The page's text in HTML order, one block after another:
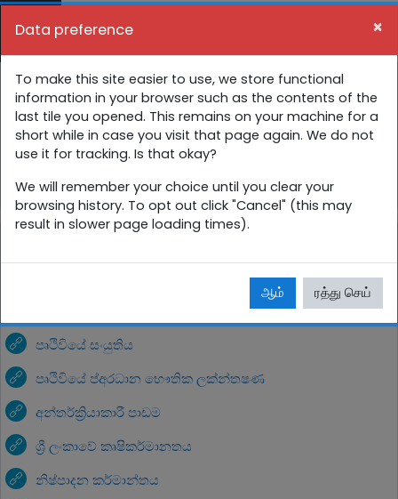
Side panelநீங்கள் தற்சமயம் விருந்தினர் கணக்கைப்
பயன்படுத்துகின்றீர்கள் (புகுபதிகை)
பிரதான உள்ளடக்கத்திற்கு செல்
10 ශ්‍රේණිය අන්තර්ක්‍රියාකාරී පාඩම්
முதற்பக்கம் பாடநெறிகள் සිංහල 10 ශ්‍රේණිය
10 ශ්‍රේණිය අන්තර්ක්‍රියාකාරී පාඩම්
පෘථිවියේ සංයුතිය
පෘථිවියේ ප්අ‍රධාන භෞතික ලක්න්තෂණ
අන්තර්ක්‍රියාකාරී පාඩම
ශ්‍රී ලංකාවේ කෘෂිකර්මානතය
නිෂ්පාදන කර්මාන්තය
Data preference ×
To make this site easier to use, we store functional
information in your browser such as the contents of the
last tile you opened. This remains on your machine for a
short while in case you visit that page again. We do not
use it for tracking. Is that okay?
We will remember your choice until you clear your
browsing history. To opt out click "Cancel" (this may
result in slower page loading times).
ஆம் ரத்து செய்